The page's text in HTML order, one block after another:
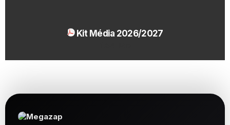
Kit Média 2026/2027